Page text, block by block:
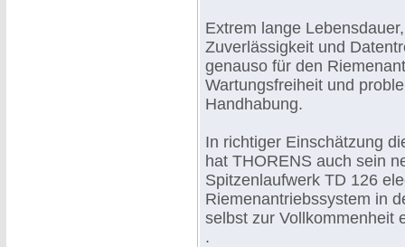
Extrem lange
Zuverlässigkeit und
genauso für den
Wartungsfreiheit und
Handhabung.
In richtiger Einschätzung
hat THORENS auch sein
Spitzenlaufwerk TD 126
Riemenantriebssystem in
selbst zur Vollkommenheit
.